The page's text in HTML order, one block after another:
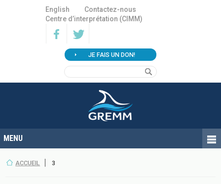
English
Contactez-nous
Centre d’interprétation (CIMM)
JE FAIS UN DON!
ACCUEIL 3